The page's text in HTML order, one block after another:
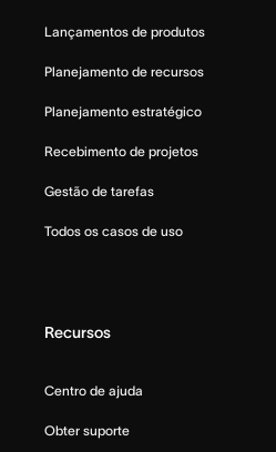
Lançamentos de produtos
Planejamento de recursos
Planejamento estratégico
Recebimento de projetos
Gestão de tarefas
Todos os casos de uso
Recursos
Centro de ajuda
Obter suporte